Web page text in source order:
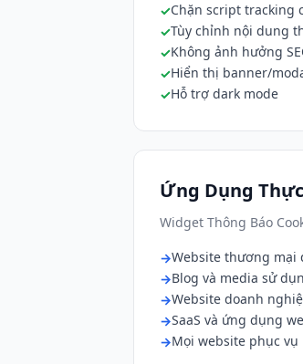
Chặn script tracking
Tùy chỉnh nội dung
Không ảnh hưởng
Hiển thị banner/
Hỗ trợ dark mode
Ứng Dụng
Widget Thông Báo
Website thương mại
Blog và media sử
Website doanh
SaaS và ứng dụng
Mọi website phục vụ